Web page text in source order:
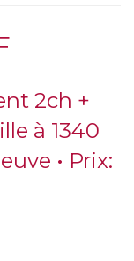
2ch +
à 1340
• Prix: